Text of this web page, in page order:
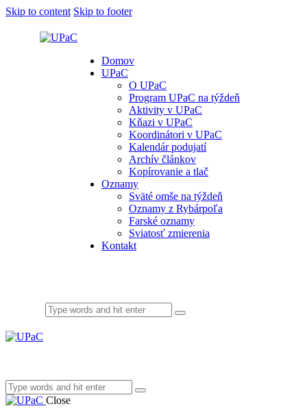
Skip to content Skip to footer
Domov
UPaC
O UPaC
Program UPaC na týždeň
Aktivity v UPaC
Kňazi v UPaC
Koordinátori v UPaC
Kalendár podujatí
Archív článkov
Kopírovanie a tlač
Oznamy
Sväté omše na týždeň
Oznamy z Rybárpoľa
Farské oznamy
Sviatosť zmierenia
Kontakt
Close